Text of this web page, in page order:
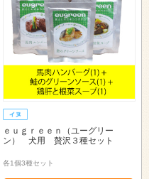
ｅｕｇｒｅｅｎ（ユーグリー
ン） 犬用 贅沢３種セット
各1個3種セット